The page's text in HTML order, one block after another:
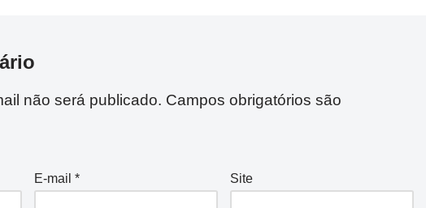
não será publicado. Campos obrigatórios são
E-mail * Site